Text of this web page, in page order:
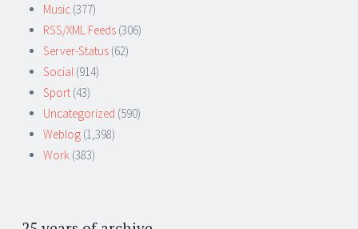
Music (377)
RSS/XML Feeds (306)
Server-Status (62)
Social (914)
Sport (43)
Uncategorized (590)
Weblog (1,398)
Work (383)